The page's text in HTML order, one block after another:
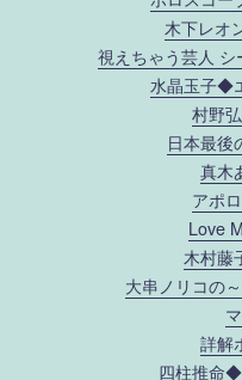
木下レオ
視えちゃう芸人
水晶玉子◆
村野
日本最後
真木
アポ
Love
木村藤
大串ノリコの
詳解
四柱推命